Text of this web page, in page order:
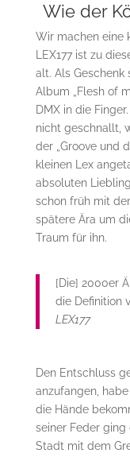
Wie der
Wir machen eine
LEX177 ist zu
alt. Als
Album „Flesh of
DMX in die
nicht geschnallt,
der „Groove und
kleinen Lex
absoluten
schon früh mit
spätere Ära um
Traum für ihn.
[Die] 2000er
die Definition
LEX177
Den Entschluss
anzufangen, habe
die Hände
seiner Feder
Stadt mit dem